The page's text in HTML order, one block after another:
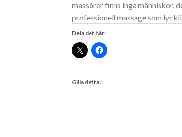
massörer finns inga människor,
professionell massage som
Dela det här:
Gilla detta: